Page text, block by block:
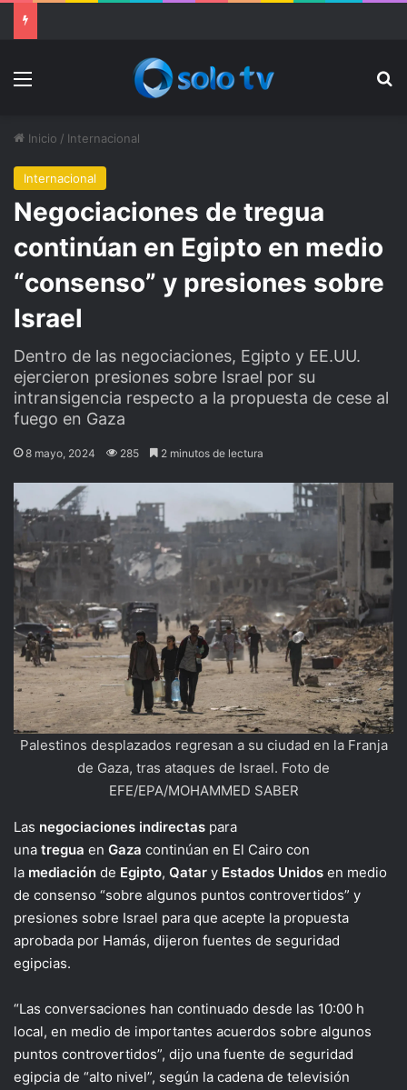
Menu
Inicio / Internacional
Internacional
Negociaciones de tregua
continúan en Egipto en medio
“consenso” y presiones sobre
Israel
Dentro de las negociaciones, Egipto y EE.UU.
ejercieron presiones sobre Israel por su
intransigencia respecto a la propuesta de cese al
fuego en Gaza
8 mayo, 2024 285 2 minutos de lectura
Palestinos desplazados regresan a su ciudad en la Franja
de Gaza, tras ataques de Israel. Foto de
EFE/EPA/MOHAMMED SABER
Las negociaciones indirectas para
una tregua en Gaza continúan en El Cairo con
la mediación de Egipto, Qatar y Estados Unidos en medio
de consenso “sobre algunos puntos controvertidos” y
presiones sobre Israel para que acepte la propuesta
aprobada por Hamás, dijeron fuentes de seguridad
egipcias.
“Las conversaciones han continuado desde las 10:00 h
local, en medio de importantes acuerdos sobre algunos
puntos controvertidos”, dijo una fuente de seguridad
egipcia de “alto nivel”, según la cadena de televisión